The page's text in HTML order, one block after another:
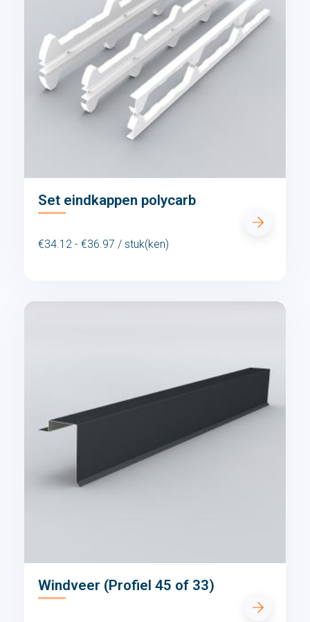
Set eindkappen polycarb
€34.12 - €36.97 / stuk(ken)
Windveer (Profiel 45 of 33)